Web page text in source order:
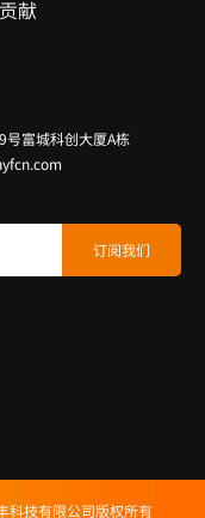
献
号富城科创大厦A栋
技有限公司版权所有